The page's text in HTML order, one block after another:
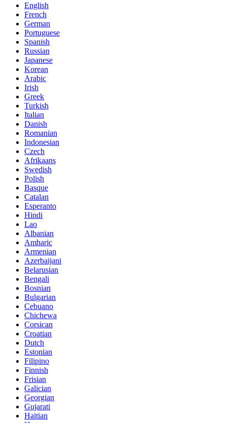
English
French
German
Portuguese
Spanish
Russian
Japanese
Korean
Arabic
Irish
Greek
Turkish
Italian
Danish
Romanian
Indonesian
Czech
Afrikaans
Swedish
Polish
Basque
Catalan
Esperanto
Hindi
Lao
Albanian
Amharic
Armenian
Azerbaijani
Belarusian
Bengali
Bosnian
Bulgarian
Cebuano
Chichewa
Corsican
Croatian
Dutch
Estonian
Filipino
Finnish
Frisian
Galician
Georgian
Gujarati
Haitian